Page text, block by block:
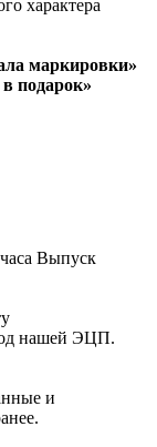
характера
маркировки»
подарок»
Выпуск
нашей ЭЦП.
и